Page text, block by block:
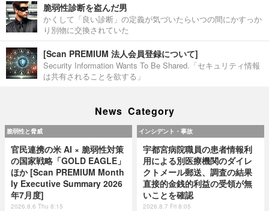
脆弱性診断を盗んだ男
かくして「良い診断」の定義が気づいたらいつの間にかすっか
り別物に交換されていた
[Scan PREMIUM 法人会員登録について]
Security Information Wants To Be Shared.「セキュリティ情報
は共有されることを欲する」
News Category
脆弱性と脅威
官民連携の米 AI × 脆弱性対策
の国家戦略「GOLD EAGLE」
ほか [Scan PREMIUM Month
ly Executive Summary 2026
年7月度]
2026.8.6 Thu 8:15
インシデント・事故
宇都宮病院職員の患者情報利
用による別医療機関のダイレ
クトメール郵送、調査の結果
直接的金銭的利益の受領が無
いことを確認
2026.8.7 Fri 8:05